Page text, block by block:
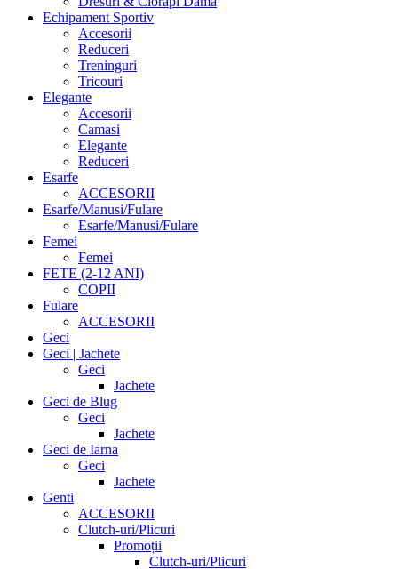
Echipament Sportiv
Accesorii
Reduceri
Treninguri
Tricouri
Elegante
Accesorii
Camasi
Elegante
Reduceri
Esarfe
ACCESORII
Esarfe/Manusi/Fulare
Esarfe/Manusi/Fulare
Femei
Femei
FETE (2-12 ANI)
COPII
Fulare
ACCESORII
Geci
Geci | Jachete
Geci
Jachete
Geci de Blug
Geci
Jachete
Geci de Iarna
Geci
Jachete
Genti
ACCESORII
Clutch-uri/Plicuri
Promoții
Clutch-uri/Plicuri